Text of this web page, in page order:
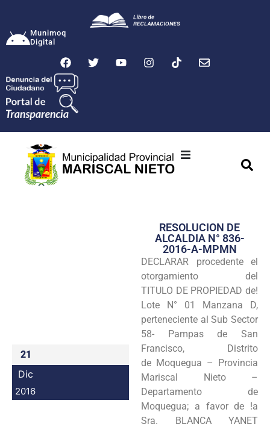
Munimoq
Digital
Transparencia
Seguridad
Programas
Intranet
21
Dic
2016
RESOLUCION DE
ALCALDIA N° 836-
2016-A-MPMN
DECLARAR procedente el
otorgamiento del
TITULO DE PROPIEDAD de!
Lote N° 01 Manzana D,
perteneciente al Sub Sector
58- Pampas de San
Francisco, Distrito
de Moquegua – Provincia
Mariscal Nieto –
Departamento de
Moquegua; a favor de !a
Sra. BLANCA YANET